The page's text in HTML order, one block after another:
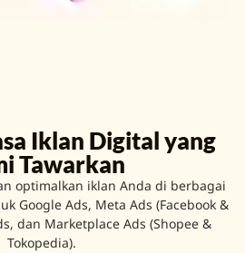
Iklan Digital yang
Tawarkan
optimalkan iklan Anda di berbagai
Google Ads, Meta Ads (Facebook &
dan Marketplace Ads (Shopee &
Tokopedia).